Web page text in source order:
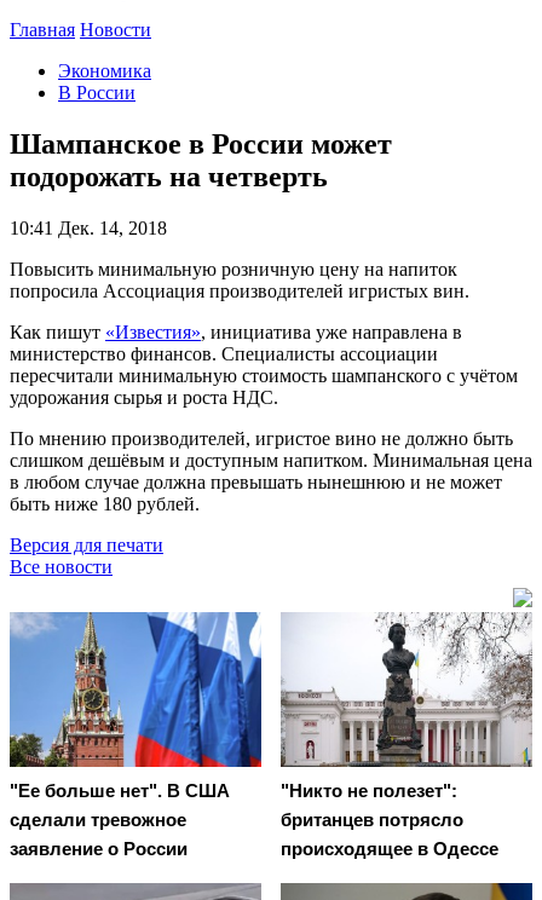
Главная Новости
Экономика
В России
Шампанское в России может
подорожать на четверть
10:41 Дек. 14, 2018
Повысить минимальную розничную цену на напиток
попросила Ассоциация производителей игристых вин.
Как пишут «Известия», инициатива уже направлена в
министерство финансов. Специалисты ассоциации
пересчитали минимальную стоимость шампанского с учётом
удорожания сырья и роста НДС.
По мнению производителей, игристое вино не должно быть
слишком дешёвым и доступным напитком. Минимальная цена
в любом случае должна превышать нынешнюю и не может
быть ниже 180 рублей.
Версия для печати
Все новости
"Ее больше нет". В США
сделали тревожное
заявление о России
"Никто не полезет":
британцев потрясло
происходящее в Одессе